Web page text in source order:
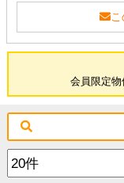
こ
会員限定物